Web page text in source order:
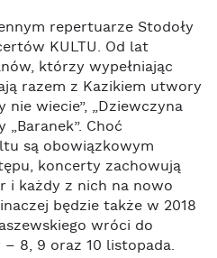
repertuarze Stodoły
KULTU. Od lat
którzy wypełniając
razem z Kazikiem utwory
nie wiecie”, „Dziewczyna
Choć
są obowiązkowym
koncerty zachowują
i każdy z nich na nowo
będzie także w 2018
wróci do
8, 9 oraz 10 listopada.